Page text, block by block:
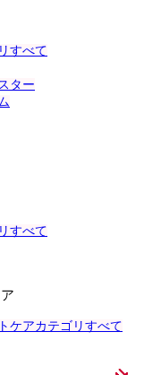
すべて
ター
すべて
ケアカテゴリすべて